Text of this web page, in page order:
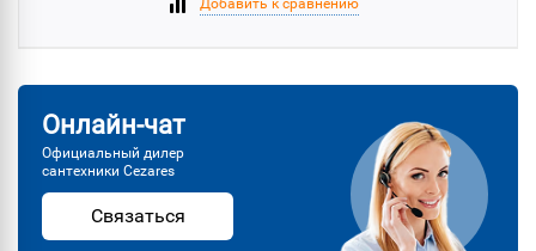
Добавить к сравнению
Онлайн-чат
Официальный дилер
сантехники Cezares
Связаться